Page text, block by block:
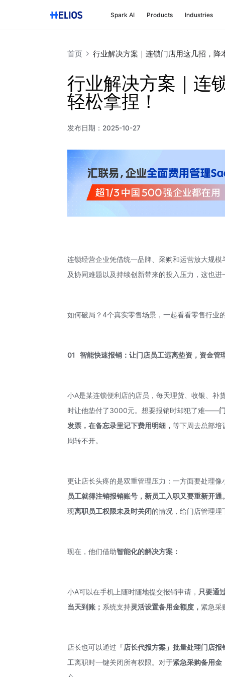
Spark AI Products Industries
首页 行业解决方案｜连锁门店用这几招，降
行业解决方案｜连
轻松拿捏！
发布日期： 2025-10-27
连锁经营企业凭借统一品牌、采购和运营放大规
及协同难题以及持续创新带来的投入压力，这也
如何破局？4个真实零售场景，一起看看零售行业
01智能快速报销：让门店员工远离垫资，资金管
小A是某连锁便利店的店员，每天理货、收银、补
时让他垫付了3000元。想要报销时却犯了难——
发票，在备忘录里记下费用明细 ，等下周去总部培
周转不开。
更让店长头疼的是双重管理压力：一方面要处理
员工就得注销报销账号，新员工入职又要重新开通
现离职员工权限未及时关闭的情况，给门店管理埋
现在，他们借助智能化的解决方案：
小A可以在手机上随时随地提交报销申请， 只要通
当天到账； 系统支持灵活设置备用金额度， 紧急采
店长也可以通过 「店长代报方案」批量处理门店报
工离职时一键关闭所有权限。对于紧急采购备用金